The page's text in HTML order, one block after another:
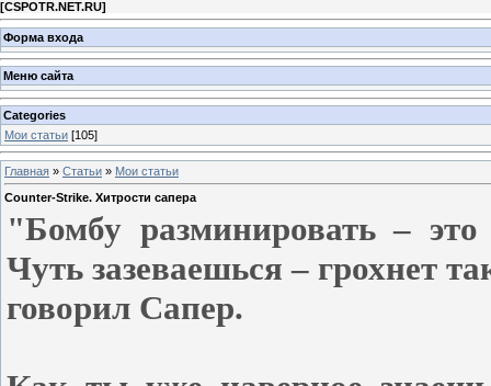
[CSPOTR.NET.RU]
Форма входа
Меню сайта
Categories
Мои статьи [105]
Главная » Статьи » Мои статьи
Counter-Strike. Хитрости сапера
"Бомбу разминировать –
Чуть зазеваешься – грохнет
говорил Сапер.